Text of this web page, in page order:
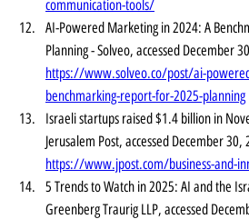
communication-tools/
AI-Powered Marketing in 2024: A
Planning - Solveo, accessed December
https://www.solveo.co/post/ai-
benchmarking-report-for-2025-planning
Israeli startups raised $1.4 billion in
Jerusalem Post, accessed December 30,
https://www.jpost.com/business-and-
5 Trends to Watch in 2025: AI and the
Greenberg Traurig LLP, accessed